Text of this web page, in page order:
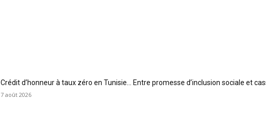
Crédit d’honneur à taux zéro en Tunisie… Entre promesse d’inclusion sociale et
7 août 2026